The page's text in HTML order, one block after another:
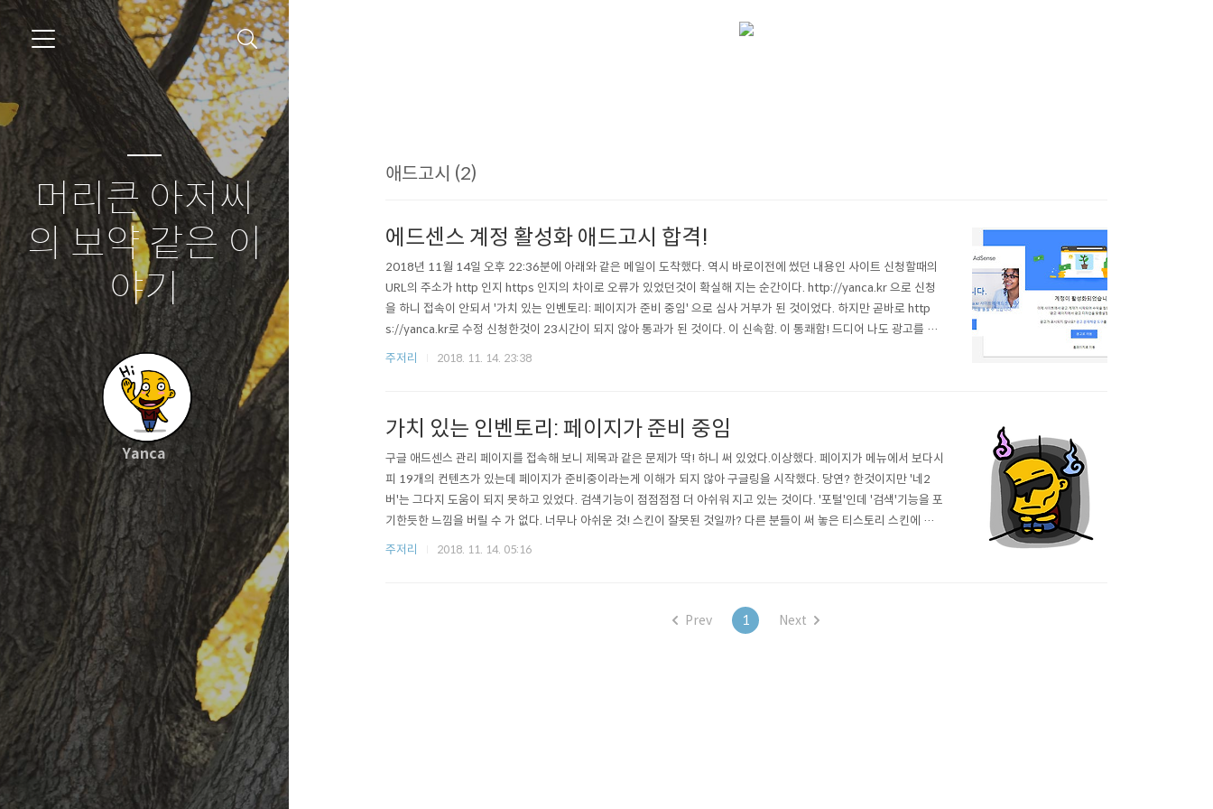
머리큰 아저씨
의 보약 같은 이
야기
Yanca
애드고시 (2)
에드센스 계정 활성화 애드고시 합격!
2018년 11월 14일 오후 22:36분에 아래와 같은 메일이 도착했다. 역시 바로이전에 썼던 내용인 사이트 신청할때의
URL의 주소가 http 인지 https 인지의 차이로 오류가 있었던것이 확실해 지는 순간이다. http://yanca.kr 으로 신청
을 하니 접속이 안되서 '가치 있는 인벤토리: 페이지가 준비 중임' 으로 심사 거부가 된 것이었다. 하지만 곧바로 http
s://yanca.kr로 수정 신청한것이 23시간이 되지 않아 통과가 된 것이다. 이 신속함. 이 통쾌함! 드디어 나도 광고를 달
수 있게 된 것이다. 결사로다 경사로다! 그 어렵다는 애드고시에 당당히 합격하였다! 번창하라 구글~! 번창하라 티스토
주저리 2018. 11. 14. 23:38
가치 있는 인벤토리: 페이지가 준비 중임
구글 애드센스 관리 페이지를 접속해 보니 제목과 같은 문제가 딱! 하니 써 있었다.이상했다. 페이지가 메뉴에서 보다시
피 19개의 컨텐츠가 있는데 페이지가 준비중이라는게 이해가 되지 않아 구글링을 시작했다. 당연? 한것이지만 '네2
버'는 그다지 도움이 되지 못하고 있었다. 검색기능이 점점점점 더 아쉬워 지고 있는 것이다. '포털'인데 '검색'기능을 포
기한듯한 느낌을 버릴 수 가 없다. 너무나 아쉬운 것! 스킨이 잘못된 것일까? 다른 분들이 써 놓은 티스토리 스킨에 관한
글들을 구글링을 통해 몇 개 읽어봤지만 나의 경우에 해당하지 않았다. 스킨 설정에서 '모바일'을 사용하지 못하게 하라
주저리 2018. 11. 14. 05:16
Prev 1 Next